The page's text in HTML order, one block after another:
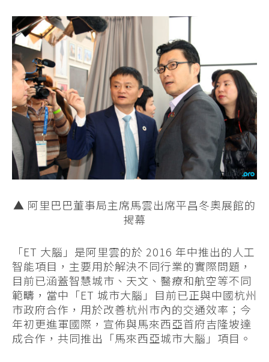
▲ 阿里巴巴董事局主席馬雲出席平昌冬奧展館的
揭幕
「ET 大腦」是阿里雲的於 2016 年中推出的人工
智能項目，主要用於解決不同行業的實際問題，
目前已涵蓋智慧城市、天文、醫療和航空等不同
範疇，當中「ET 城市大腦」目前已正與中國杭州
市政府合作，用於改善杭州市內的交通效率；今
年初更進軍國際，宣佈與馬來西亞首府吉隆坡達
成合作，共同推出「馬來西亞城市大腦」項目。